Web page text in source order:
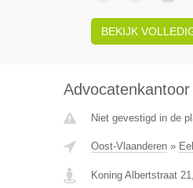
BEKIJK
Niet gevestigd in de
Oost-Vlaanderen»
Koning Albertstraat 21,